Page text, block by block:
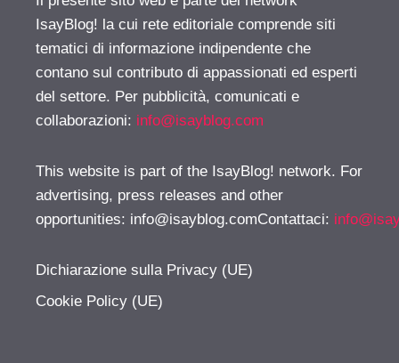
IsayBlog! la cui rete editoriale comprende siti
tematici di informazione indipendente che
contano sul contributo di appassionati ed esperti
del settore. Per pubblicità, comunicati e
collaborazioni: info@isayblog.com
This website is part of the IsayBlog! network. For
advertising, press releases and other
opportunities: info@isayblog.comContattaci:
Dichiarazione sulla Privacy (UE)
Cookie Policy (UE)